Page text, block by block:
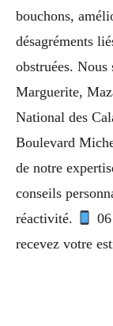
bouchons,
désagréments
obstruées. Nous
Marguerite,
National des
Boulevard
de notre
conseils
réactivité.
recevez votre